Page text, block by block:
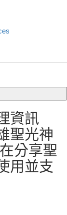
資訊
聖光神
分享聖
用並支